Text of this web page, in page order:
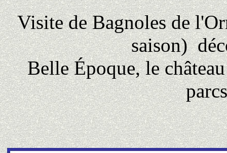
Visite de Bagnoles de
saison)
Belle Époque, le